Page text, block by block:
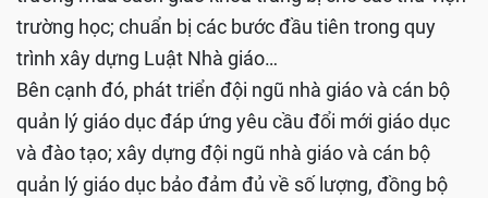
trường học; chuẩn bị các bước đầu tiên trong quy
trình xây dựng Luật Nhà giáo…
Bên cạnh đó, phát triển đội ngũ nhà giáo và cán bộ
quản lý giáo dục đáp ứng yêu cầu đổi mới giáo dục
và đào tạo; xây dựng đội ngũ nhà giáo và cán bộ
quản lý giáo dục bảo đảm đủ về số lượng, đồng bộ